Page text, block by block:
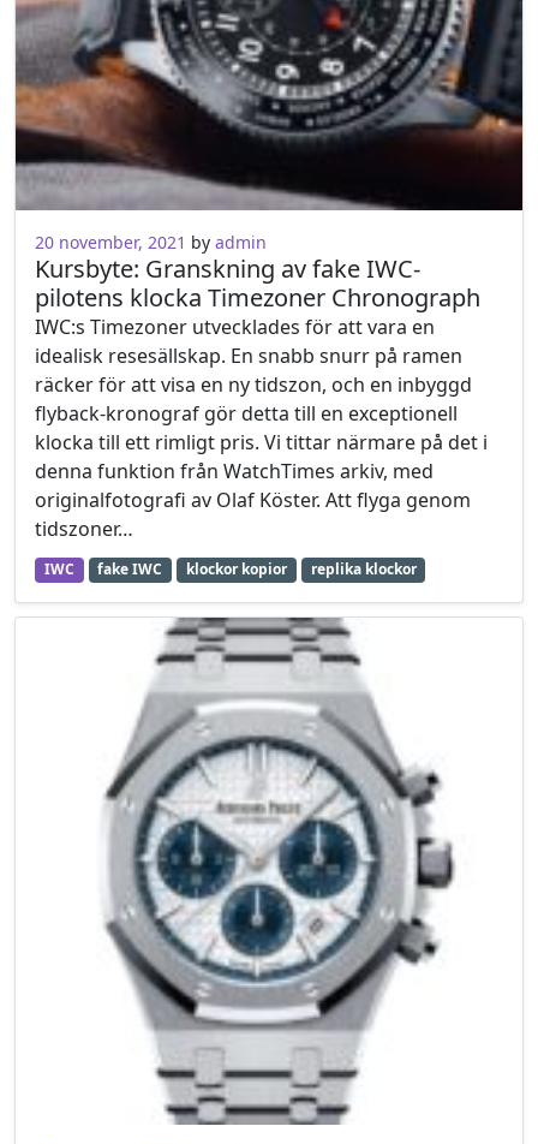
20 november, 2021
20 november, 2021 by admin
Kursbyte: Granskning av fake IWC-
pilotens klocka Timezoner Chronograph
IWC:s Timezoner utvecklades för att vara en
idealisk resesällskap. En snabb snurr på ramen
räcker för att visa en ny tidszon, och en inbyggd
flyback-kronograf gör detta till en exceptionell
klocka till ett rimligt pris. Vi tittar närmare på det i
denna funktion från WatchTimes arkiv, med
originalfotografi av Olaf Köster. Att flyga genom
tidszoner…
IWC fake IWC klockor kopior replika klockor